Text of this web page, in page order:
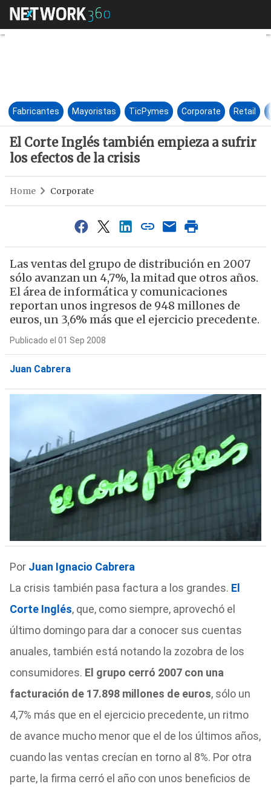
El Corte Inglés también
Fabricantes Mayoristas TicPymes Corporate Retail
El Corte Inglés también empieza a sufrir
los efectos de la crisis
Home Corporate
Las ventas del grupo de distribución en 2007
sólo avanzan un 4,7%, la mitad que otros años.
El área de informática y comunicaciones
reportan unos ingresos de 948 millones de
euros, un 3,6% más que el ejercicio precedente.
Publicado el 01 Sep 2008
Juan Cabrera
Por Juan Ignacio Cabrera
La crisis también pasa factura a los grandes. El
Corte Inglés, que, como siempre, aprovechó el
último domingo para dar a conocer sus cuentas
anuales, también está notando la zozobra de los
consumidores. El grupo cerró 2007 con una
facturación de 17.898 millones de euros, sólo un
4,7% más que en el ejercicio precedente, un ritmo
de avance mucho menor que el de los últimos años,
cuando las ventas crecían en torno al 8%. Por otra
parte, la firma cerró el año con unos beneficios de